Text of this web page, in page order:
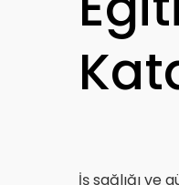
İş sağlığı ve